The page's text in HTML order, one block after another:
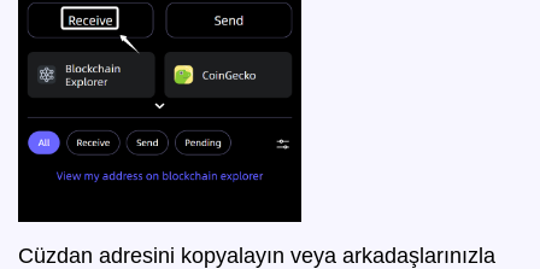
Cüzdan adresini kopyalayın veya arkadaşlarınızla